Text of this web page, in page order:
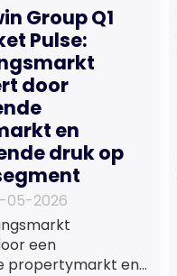
Group Q1
Pulse:
door
en
druk op
05-2026
een
propertymarkt en